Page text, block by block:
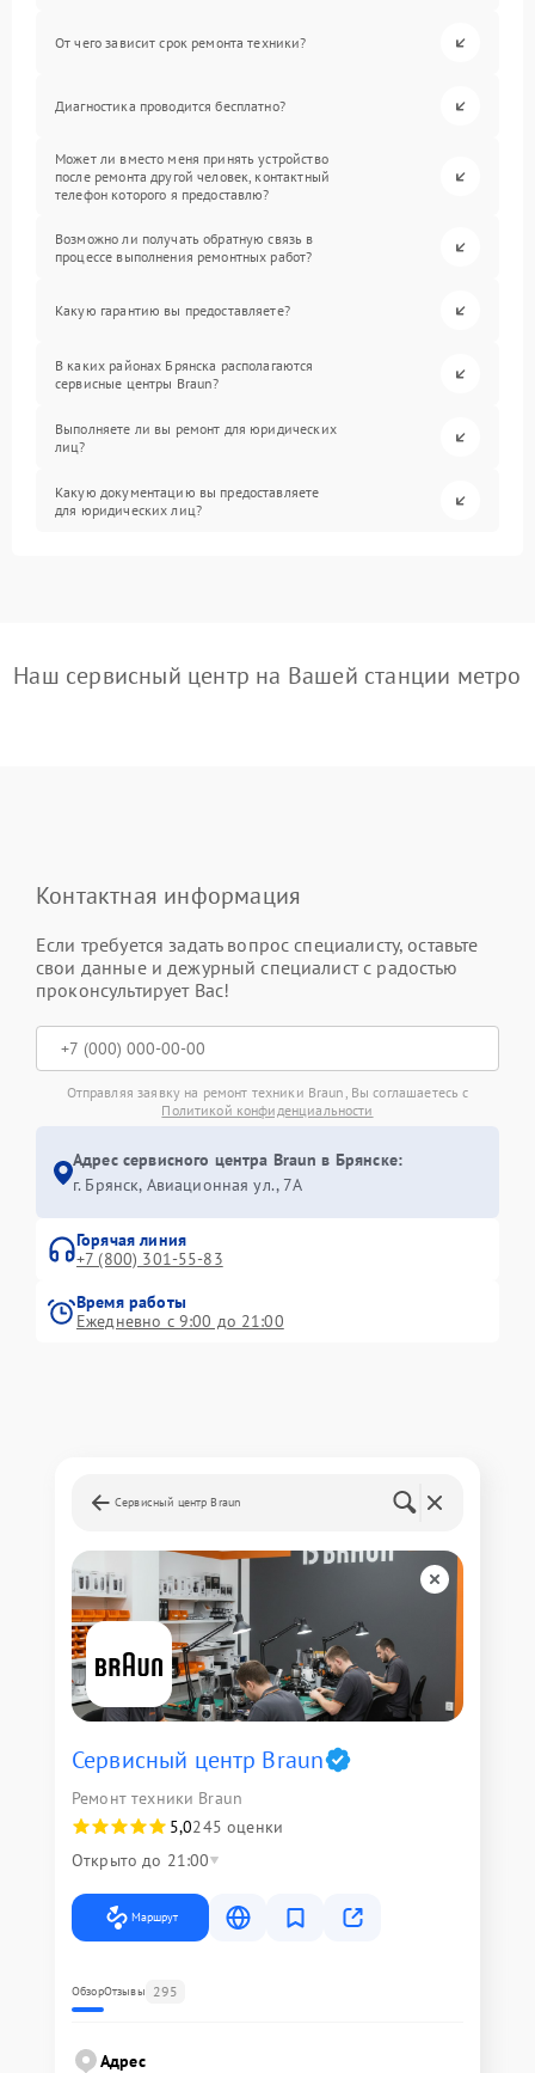
От чего зависит срок ремонта техники?
Диагностика проводится бесплатно?
Может ли вместо меня принять устройство
после ремонта другой человек, контактный
телефон которого я предоставлю?
Возможно ли получать обратную связь в
процессе выполнения ремонтных работ?
Какую гарантию вы предоставляете?
В каких районах Брянска располагаются
сервисные центры Braun?
Выполняете ли вы ремонт для юридических
лиц?
Какую документацию вы предоставляете
для юридических лиц?
Наш сервисный центр на Вашей станции метро
Контактная информация
Если требуется задать вопрос специалисту, оставьте
свои данные и дежурный специалист с радостью
проконсультирует Вас!
Отправляя заявку на ремонт техники Braun, Вы соглашаетесь с
Политикой конфиденциальности
Адрес сервисного центра Braun в Брянске:
г. Брянск, Авиационная ул., 7А
Горячая линия
+7 (800) 301-55-83
Время работы
Ежедневно с 9:00 до 21:00
Сервисный центр Braun
Сервисный центр Braun
Ремонт техники Braun
5,0245 оценки
Открыто до 21:00
Маршрут
ОбзорОтзывы 295
Адрес